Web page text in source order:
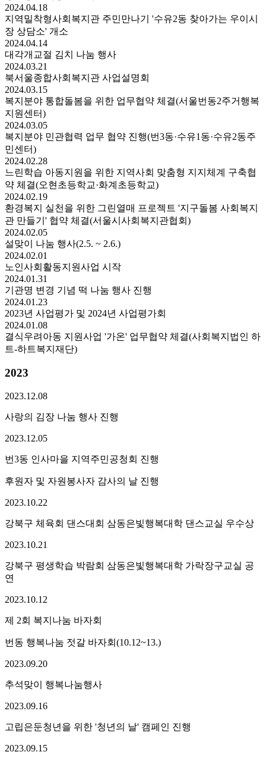
2024.04.18
지역밀착형사회복지관 주민만나기 '수유2동 찾아가는 우이시
장 상담소' 개소
2024.04.14
대각개교절 김치 나눔 행사
2024.03.21
북서울종합사회복지관 사업설명회
2024.03.15
복지분야 통합돌봄을 위한 업무협약 체결(서울번동2주거행복
지원센터)
2024.03.05
복지분야 민관협력 업무 협약 진행(번3동·수유1동·수유2동주
민센터)
2024.02.28
느린학습 아동지원을 위한 지역사회 맞춤형 지지체계 구축협
약 체결(오현초등학교·화계초등학교)
2024.02.19
환경복지 실천을 위한 그린열매 프로젝트 '지구돌봄 사회복지
관 만들기' 협약 체결(서울시사회복지관협회)
2024.02.05
설맞이 나눔 행사(2.5. ~ 2.6.)
2024.02.01
노인사회활동지원사업 시작
2024.01.31
기관명 변경 기념 떡 나눔 행사 진행
2024.01.23
2023년 사업평가 및 2024년 사업평가회
2024.01.08
결식우려아동 지원사업 '가온' 업무협약 체결(사회복지법인 하
트-하트복지재단)
2023
2023.12.08
사랑의 김장 나눔 행사 진행
2023.12.05
번3동 인사마을 지역주민공청회 진행
후원자 및 자원봉사자 감사의 날 진행
2023.10.22
강북구 체육회 댄스대회 삼동은빛행복대학 댄스교실 우수상
2023.10.21
강북구 평생학습 박람회 삼동은빛행복대학 가락장구교실 공
연
2023.10.12
제 2회 복지나눔 바자회
번동 행복나눔 젓갈 바자회(10.12~13.)
2023.09.20
추석맞이 행복나눔행사
2023.09.16
고립은둔청년을 위한 '청년의 날' 캠페인 진행
2023.09.15